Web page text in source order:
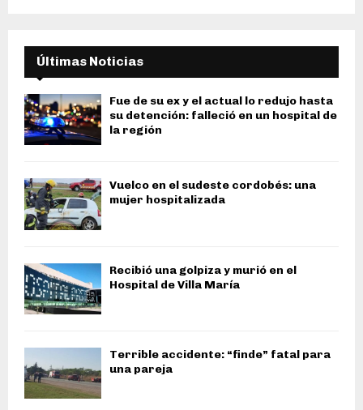
Últimas Noticias
Fue de su ex y el actual lo redujo hasta
su detención: falleció en un hospital de
la región
Vuelco en el sudeste cordobés: una
mujer hospitalizada
Recibió una golpiza y murió en el
Hospital de Villa María
Terrible accidente: “finde” fatal para
una pareja